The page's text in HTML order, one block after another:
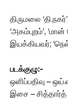
திருமலை
‘அகம்புறம்’,
இயக்கியவர்;
படக்குழு:-
ஒளிப்பதிவு –
இசை – சித்தார்த்